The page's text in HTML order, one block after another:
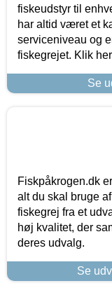
fiskeudstyr til
har altid været et
serviceniveau og
fiskegrejet. Klik
Se
Fiskpåkrogen.dk
alt du skal bruge
fiskegrej fra et
høj kvalitet, der
deres udvalg.
Se